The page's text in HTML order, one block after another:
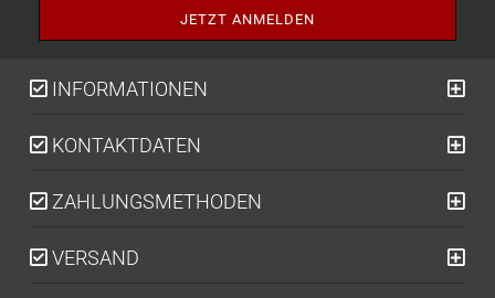
INFORMATIONEN
KONTAKTDATEN
ZAHLUNGSMETHODEN
VERSAND